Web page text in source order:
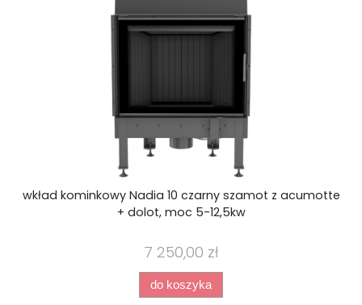
wkład kominkowy Nadia 10 czarny szamot z acumotte
+ dolot, moc 5-12,5kw
7 250,00 zł
do koszyka